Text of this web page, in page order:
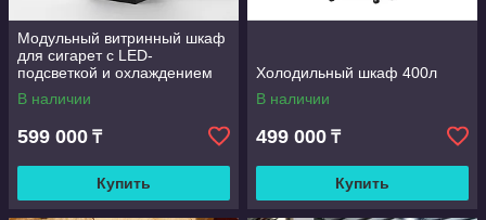
Модульный витринный шкаф
для сигарет с LED-
подсветкой и охлаждением
для табачных магазинов
В наличии
599 000 ₸
Купить
Холодильный шкаф 400л
В наличии
499 000 ₸
Купить